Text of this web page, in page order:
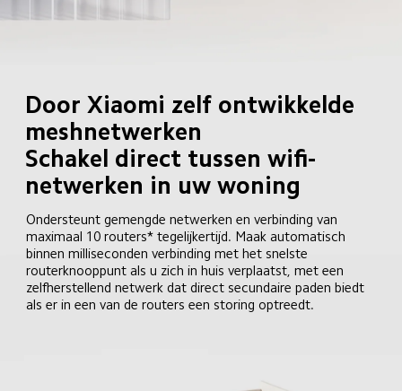
Door Xiaomi zelf ontwikkelde
meshnetwerken
Schakel direct tussen wifi-
netwerken in uw woning
Ondersteunt gemengde netwerken en verbinding van
maximaal 10 routers* tegelijkertijd. Maak automatisch
binnen milliseconden verbinding met het snelste
routerknooppunt als u zich in huis verplaatst, met een
zelfherstellend netwerk dat direct secundaire paden biedt
als er in een van de routers een storing optreedt.